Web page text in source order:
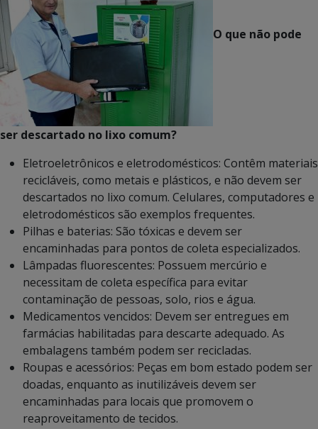
O que não pode
ser descartado no lixo comum?
Eletroeletrônicos e eletrodomésticos: Contêm materiais
recicláveis, como metais e plásticos, e não devem ser
descartados no lixo comum. Celulares, computadores e
eletrodomésticos são exemplos frequentes.
Pilhas e baterias: São tóxicas e devem ser
encaminhadas para pontos de coleta especializados.
Lâmpadas fluorescentes: Possuem mercúrio e
necessitam de coleta específica para evitar
contaminação de pessoas, solo, rios e água.
Medicamentos vencidos: Devem ser entregues em
farmácias habilitadas para descarte adequado. As
embalagens também podem ser recicladas.
Roupas e acessórios: Peças em bom estado podem ser
doadas, enquanto as inutilizáveis devem ser
encaminhadas para locais que promovem o
reaproveitamento de tecidos.